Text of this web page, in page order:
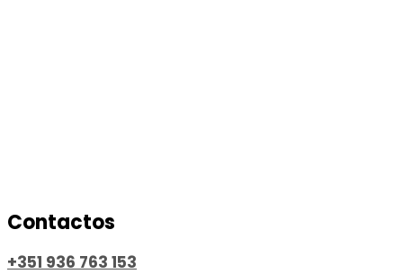
Contactos
+351 936 763 153